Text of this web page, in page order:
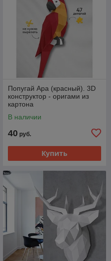
Попугай Ара (красный). 3D
конструктор - оригами из
картона
В наличии
40 руб.
Купить